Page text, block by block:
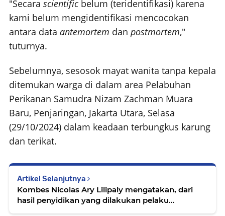
"Secara scientific belum (teridentifikasi) karena
kami belum mengidentifikasi mencocokan
antara data antemortem dan postmortem,"
tuturnya.
Sebelumnya, sesosok mayat wanita tanpa kepala
ditemukan warga di dalam area Pelabuhan
Perikanan Samudra Nizam Zachman Muara
Baru, Penjaringan, Jakarta Utara, Selasa
(29/10/2024) dalam keadaan terbungkus karung
dan terikat.
Artikel Selanjutnya
Kombes Nicolas Ary Lilipaly mengatakan, dari
hasil penyidikan yang dilakukan pelaku